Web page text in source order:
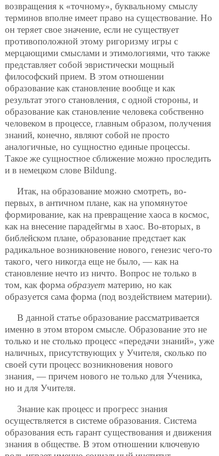
возвращения к «точному», буквальному смыслу
терминов вполне имеет право на существование. Но
он теряет свое значение, если не существует
противоположной этому ригоризму игры с
мерцающими смыслами и этимологиями, что также
представляет собой эвристически мощный
философский прием. В этом отношении
образование как становление вообще и как
результат этого становления, с одной стороны, и
образование как становление человека собственно
человеком в процессе, главным образом, получения
знаний, конечно, являют собой не просто
аналогичные, но сущностно единые процессы.
Такое же сущностное сближение можно проследить
и в немецком слове Bildung.
Итак, на образование можно смотреть, во-
первых, в античном плане, как на упомянутое
формирование, как на превращение хаоса в космос,
как на внесение парадейгмы в хаос. Во-вторых, в
библейском плане, образование предстает как
радикальное возникновение нового, генезис чего-то
такого, чего никогда еще не было, — как на
становление нечто из ничто. Вопрос не только в
том, как форма образует материю, но как
образуется сама форма (под воздействием материи).
В данной статье образование рассматривается
именно в этом втором смысле. Образование это не
только и не столько процесс «передачи знаний», уже
наличных, присутствующих у Учителя, сколько по
своей сути процесс возникновения нового
знания, — причем нового не только для Ученика,
но и для Учителя.
Знание как процесс и прогресс знания
осуществляется в системе образования. Система
образования есть гарант существования и движения
знания в обществе. В этом отношении ключевую